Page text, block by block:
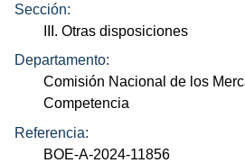
Sección:
III. Otras disposiciones
Departamento:
Comisión Nacional de los
Competencia
Referencia:
BOE-A-2024-11856